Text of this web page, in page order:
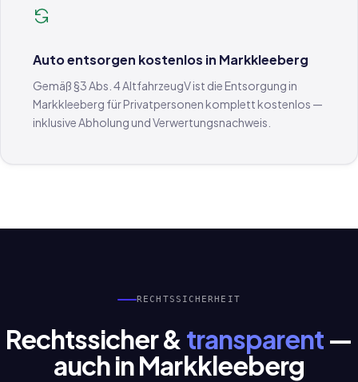
Auto entsorgen kostenlos in Markkleeberg
Gemäß §3 Abs. 4 AltfahrzeugV ist die Entsorgung in
Markkleeberg für Privatpersonen komplett kostenlos —
inklusive Abholung und Verwertungsnachweis.
RECHTSSICHERHEIT
Rechtssicher & transparent—
auch in Markkleeberg